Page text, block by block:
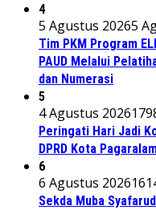
4
5 Agustus 20265
Tim PKM Program
PAUD Melalui
dan Numerasi
5
4 Agustus 2026
Peringati Hari Jadi
DPRD Kota
6
6 Agustus 2026
Sekda Muba